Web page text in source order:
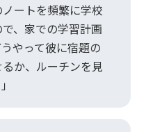
ノートを頻繁に学校
、家での学習計画
やって彼に宿題の
か、ルーチンを見